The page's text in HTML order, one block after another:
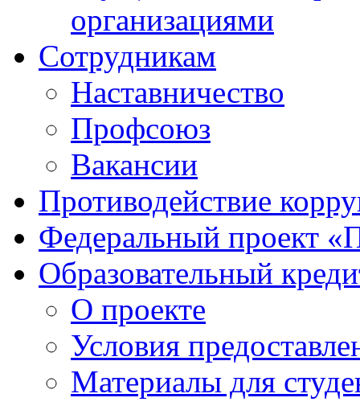
организациями
Сотрудникам
Наставничество
Профсоюз
Вакансии
Противодействие
Федеральный проект
Образовательный
О проекте
Условия
Материалы для